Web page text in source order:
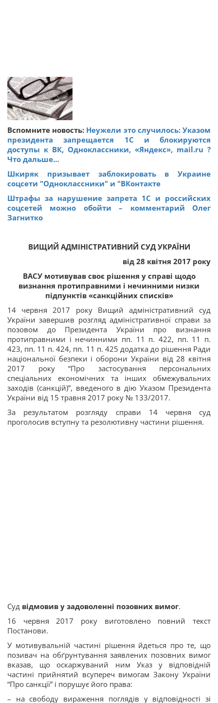
Вспомните новость: Неужели это случилось: Указом
президента запрещается 1С и блокируются
доступы к ВК, Одноклассники, «Яндекс», mail.ru ?
Что дальше…
Шкиряк призывает заблокировать в Украине
соцсети "Одноклассники" и "ВКонтакте
Штрафы за нарушение запрета 1С и российских
соцсетей можно обойти – комментарий Олег
Загнитко
ВИЩИЙ АДМІНІСТРАТИВНИЙ СУД УКРАЇНИ
від 28 квітня 2017 року
ВАСУ мотивував своє рішення у справі щодо
визнання протиправними і нечинними низки
підпунктів «санкційних списків»
14 червня 2017 року Вищий адміністративний суд
України завершив розгляд адміністративної справи за
позовом до Президента України про визнання
протиправними і нечинними пп. 11 п. 422, пп. 11 п.
423, пп. 11 п. 424, пп. 11 п. 425 додатка до рішення Ради
національної безпеки і оборони України від 28 квітня
2017 року “Про застосування персональних
спеціальних економічних та інших обмежувальних
заходів (санкцій)”, введеного в дію Указом Президента
України від 15 травня 2017 року № 133/2017.
За результатом розгляду справи 14 червня суд
проголосив вступну та резолютивну частини рішення.
Суд відмовив у задоволенні позовних вимог.
16 червня 2017 року виготовлено повний текст
Постанови.
У мотивувальній частині рішення йдеться про те, що
позивач на обґрунтування заявлених позовних вимог
вказав, що оскаржуваний ним Указ у відповідній
частині прийнятий всупереч вимогам Закону України
“Про санкції” і порушує його права:
– на свободу вираження поглядів у відповідності зі